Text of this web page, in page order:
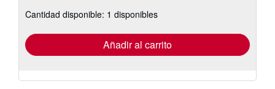
las
tarifas
envío
Cantidad disponible: 1 disponibles
Añadir al carrito